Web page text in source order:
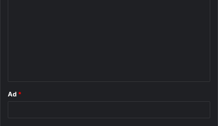
Ad *